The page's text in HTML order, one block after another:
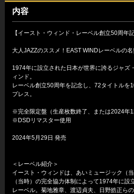
内容
【イースト・ウィンド・レーベル創立50周年
大人JAZZのススメ！EAST WINDレーベルの名
1974年に設立された日本が世界に誇るジャズ
ィンド。
レーベル創立50周年を記念し、72タイトルを
プレス。
※完全限定盤（生産枚数終了、または2024年
※DSDリマスター使用
2024年5月29日 発売
＜レーベル紹介＞
イースト・ウィンドは、あいミュージック（
（当時）の完全協力体制によって1974年に設
レーベル。菊地雅章、渡辺貞夫、日野皓正ら